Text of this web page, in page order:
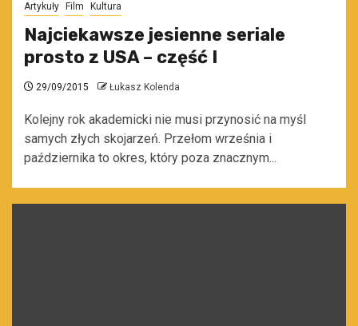
Artykuły Film Kultura
Najciekawsze jesienne seriale
prosto z USA – część I
29/09/2015 Łukasz Kolenda
Kolejny rok akademicki nie musi przynosić na myśl
samych złych skojarzeń. Przełom września i
października to okres, który poza znacznym...